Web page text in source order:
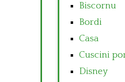
Biscornu
Bordi
Casa
Cuscini
Disney